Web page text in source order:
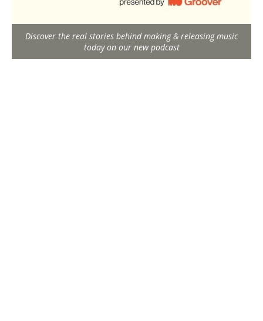
Discover the real stories behind making & releasing music
today on our new podcast